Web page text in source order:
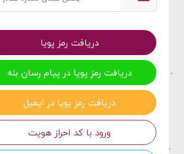
دریافت رمز پویا
دریافت رمز پویا در پیام رسان بله
دریافت رمز پویا در ایمیل
ورود با کد احراز هویت